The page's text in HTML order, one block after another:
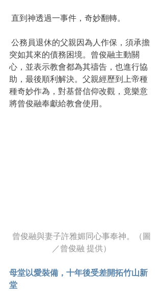
直到神透過一事件，奇妙翻轉。
突如其來的債務困境。曾俊融主動關
心，並表示教會都為其禱告，也進行協
助，最後順利解決。父親經歷到上帝種
種奇妙作為，對基督信仰改觀，竟樂意
將曾俊融奉獻給教會使用。
曾俊融與妻子許雅媚同心事奉神。（圖
／曾俊融 提供）
母堂以愛裝備，十年後受差開拓竹山新
堂